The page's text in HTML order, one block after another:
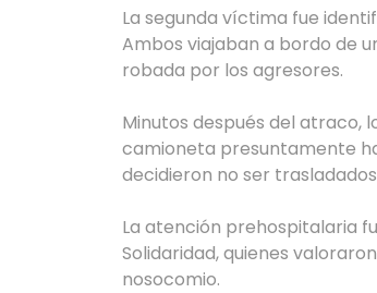
La segunda víctima fue
Ambos viajaban a bordo de
robada por los agresores.
Minutos después del atraco,
camioneta presuntamente
decidieron no ser
La atención prehospitalaria
Solidaridad, quienes
nosocomio.